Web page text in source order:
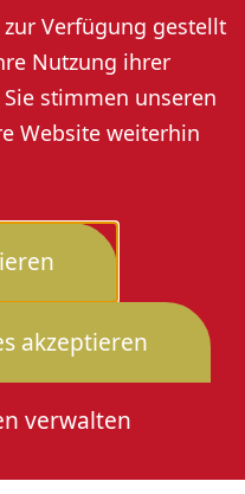
Verfügung gestellt
Nutzung ihrer
stimmen unseren
Website weiterhin
akzeptieren
verwalten